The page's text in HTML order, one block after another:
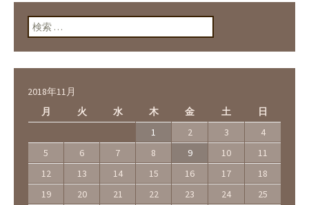
検索:
2018年11月
月
火 水 木 金 土 日
1 2 3
4
5
6 7 8 9 10
11
12
13 14 15 16 17
18
19
20 21 22 23 24
25